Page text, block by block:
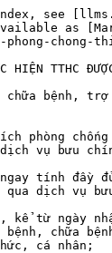
see
as
chong-
TTHC
bệnh, trợ
phòng
dịch vụ bưu
tính
qua dịch vụ
từ ngày
chữa
cá nhân;